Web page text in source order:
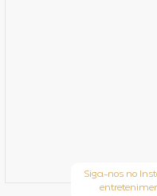
Siga-nos no